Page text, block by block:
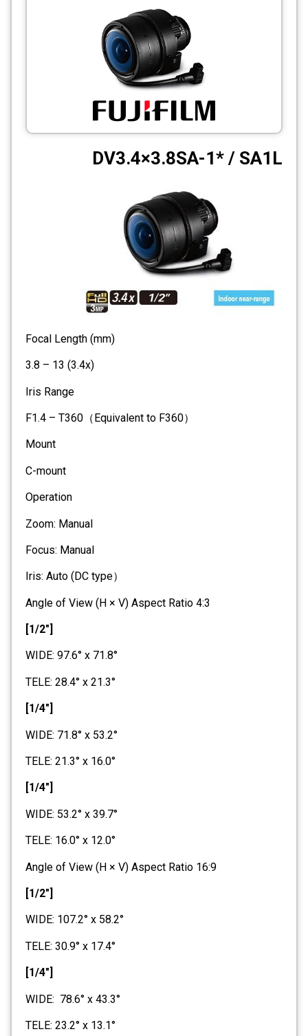
Professional Video Equipment
Visualizer
Fiber Optic
AV over IP
CCTV
Photo Printers
DV3.4×3.8SA-1* / SA1L
Focal Length (mm)
3.8 – 13 (3.4x)
Iris Range
F1.4 – T360（Equivalent to F360）
Mount
C-mount
Operation
Zoom: Manual
Focus: Manual
Iris: Auto (DC type）
Angle of View (H × V) Aspect Ratio 4:3
[1/2"]
WIDE: 97.6° x 71.8°
TELE: 28.4° x 21.3°
[1/4"]
WIDE: 71.8° x 53.2°
TELE: 21.3° x 16.0°
[1/4"]
WIDE: 53.2° x 39.7°
TELE: 16.0° x 12.0°
Angle of View (H × V) Aspect Ratio 16:9
[1/2"]
WIDE: 107.2° x 58.2°
TELE: 30.9° x 17.4°
[1/4"]
WIDE: 78.6° x 43.3°
TELE: 23.2° x 13.1°